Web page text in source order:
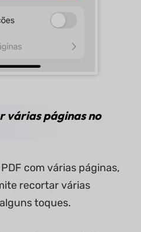
várias páginas no
com várias páginas,
recortar várias
toques.